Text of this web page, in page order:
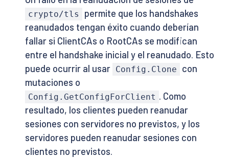
crypto/tls
permite que los handshakes
reanudados tengan éxito cuando deberían
fallar si ClientCAs o RootCAs se modifican
entre el handshake inicial y el reanudado. Esto
puede ocurrir al usar Config.Clone
con
mutaciones o
Config.GetConfigForClient . Como
resultado, los clientes pueden reanudar
sesiones con servidores no previstos, y los
servidores pueden reanudar sesiones con
clientes no previstos.